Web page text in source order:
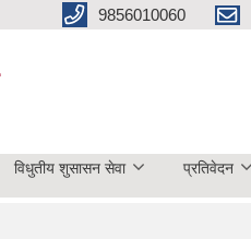
9856010060
विधुतीय शुसासन सेवा प्रतिवेदन